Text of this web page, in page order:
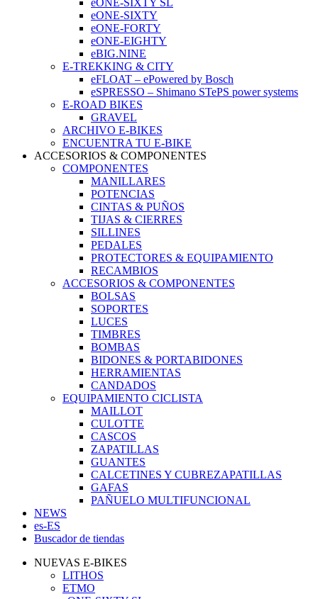
eONE-SIXTY SL
eONE-SIXTY
eONE-FORTY
eONE-EIGHTY
eBIG.NINE
E-TREKKING & CITY
eFLOAT – ePowered by Bosch
eSPRESSO – Shimano STePS power systems
E-ROAD BIKES
GRAVEL
ARCHIVO E-BIKES
ENCUENTRA TU E-BIKE
ACCESORIOS & COMPONENTES
COMPONENTES
MANILLARES
POTENCIAS
CINTAS & PUÑOS
TIJAS & CIERRES
SILLINES
PEDALES
PROTECTORES & EQUIPAMIENTO
RECAMBIOS
ACCESORIOS & COMPONENTES
BOLSAS
SOPORTES
LUCES
TIMBRES
BOMBAS
BIDONES & PORTABIDONES
HERRAMIENTAS
CANDADOS
EQUIPAMIENTO CICLISTA
MAILLOT
CULOTTE
CASCOS
ZAPATILLAS
GUANTES
CALCETINES Y CUBREZAPATILLAS
GAFAS
PAÑUELO MULTIFUNCIONAL
NEWS
es-ES
Buscador de tiendas
NUEVAS E-BIKES
LITHOS
ETMO